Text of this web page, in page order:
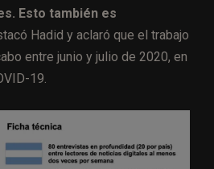
Esto también es
Hadid y aclaró que el trabajo
entre junio y julio de 2020, en
19.